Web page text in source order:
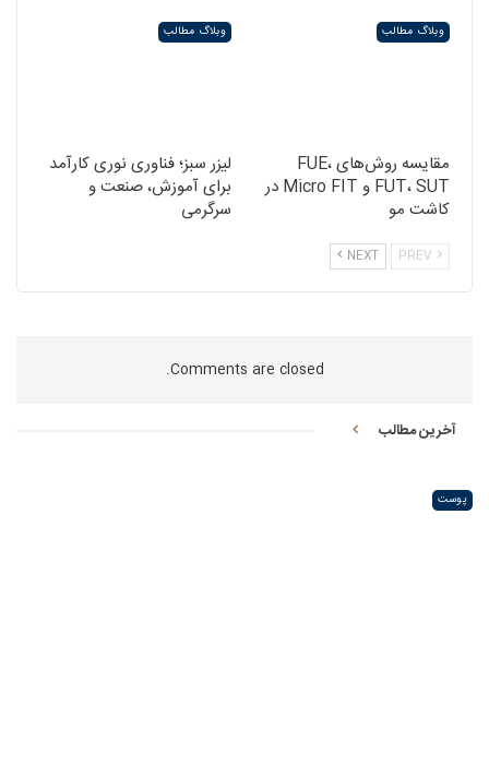
وبلاگ مطالب
مقایسه روش‌های FUE،
FUT، SUT و Micro FIT در
کاشت مو
وبلاگ مطالب
لیزر سبز؛ فناوری نوری کارآمد
برای آموزش، صنعت و
سرگرمی
NEXT
Comments are closed.
آخرین مطالب
پوست